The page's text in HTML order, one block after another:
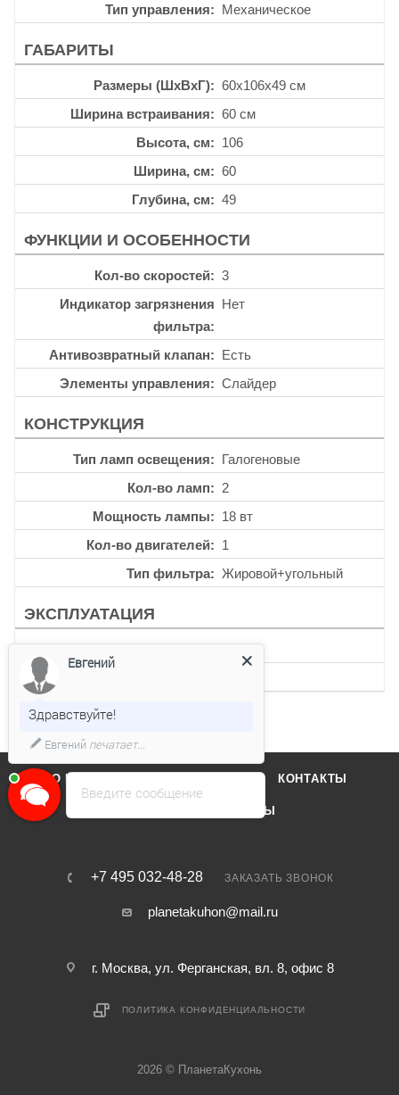
Тип управления
Механическое
ГАБАРИТЫ
Размеры (ШхВхГ)
60x106x49 см
Ширина встраивания
60 см
Высота, см
106
Ширина, см
60
Глубина, см
49
ФУНКЦИИ И ОСОБЕННОСТИ
Кол-во скоростей
3
Индикатор загрязнения
фильтра
Нет
Антивозвратный клапан
Есть
Элементы управления
Слайдер
КОНСТРУКЦИЯ
Тип ламп освещения
Галогеновые
Кол-во ламп
2
Мощность лампы
18 вт
Кол-во двигателей
1
Тип фильтра
Жировой+угольный
ЭКСПЛУАТАЦИЯ
Таймер
Нет
О КОМПАНИИ КОНТАКТЫ
БРЕНДЫ
+7 495 032-48-28 ЗАКАЗАТЬ ЗВОНОК
planetakuhon@mail.ru
г. Москва, ул. Ферганская, вл. 8, офис 8
ПОЛИТИКА КОНФИДЕНЦИАЛЬНОСТИ
2026 © ПланетаКухонь
Введите сообщение
Евгений
Здравствуйте!
Евгенийпечатает...